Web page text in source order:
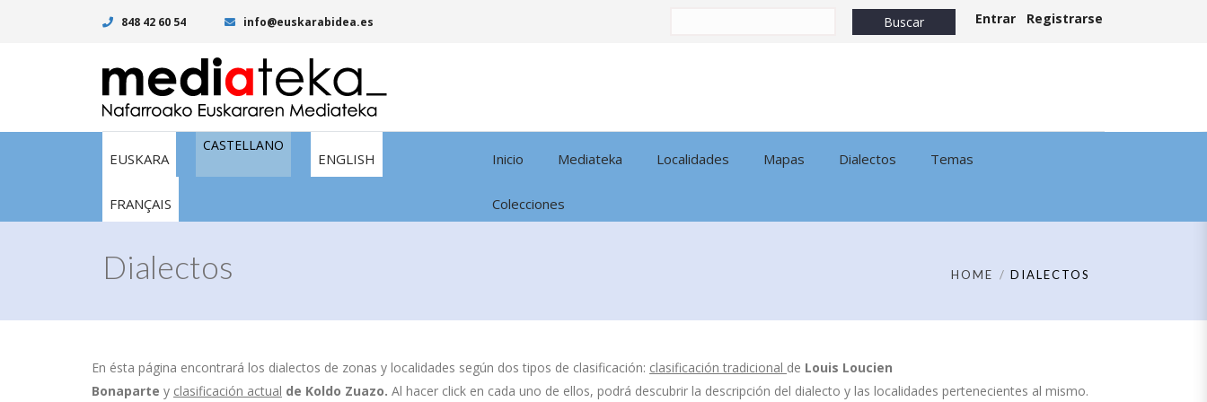
848 42 60 54 info@euskarabidea.es Entrar Registrarse
EUSKARA
CASTELLANO
ENGLISH
FRANÇAIS
Inicio Mediateka Localidades Mapas Dialectos Temas
Colecciones
Dialectos HOME DIALECTOS
En ésta página encontrará los dialectos de zonas y localidades según dos tipos de clasificación: clasificación tradicional de Louis Loucien
Bonaparte y clasificación actual de Koldo Zuazo. Al hacer click en cada uno de ellos, podrá descubrir la descripción del dialecto y las localidades pertenecientes al mismo.